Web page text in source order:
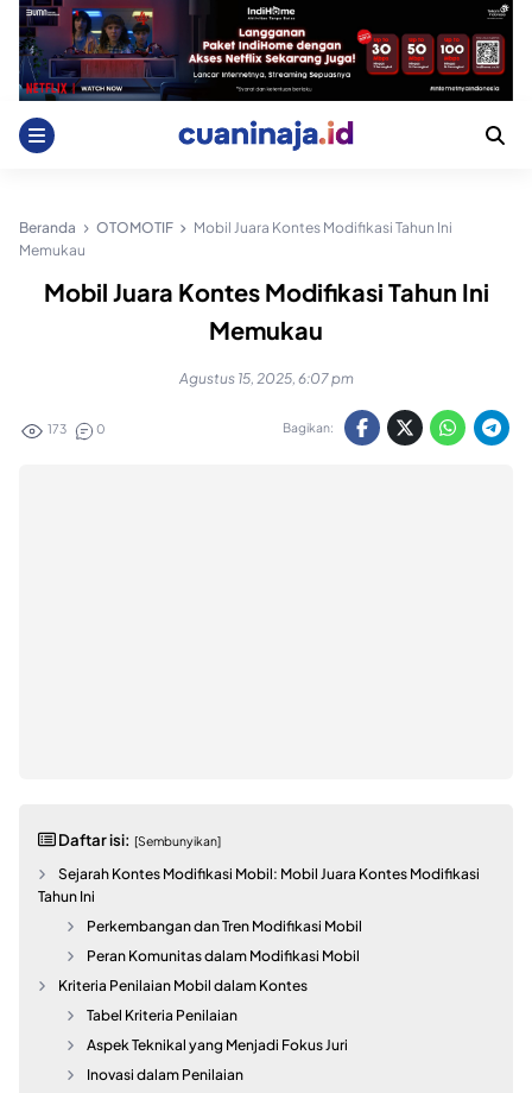
Skip
content
Beranda OTOMOTIF
Mobil Juara Kontes Modifikasi Tahun Ini
Memukau
Mobil Juara Kontes Modifikasi Tahun Ini
Memukau
Agustus 15, 2025, 6:07 pm
173 0 Bagikan:
Daftar isi: [Sembunyikan]
Sejarah Kontes Modifikasi Mobil: Mobil Juara Kontes Modifikasi
Tahun Ini
Perkembangan dan Tren Modifikasi Mobil
Peran Komunitas dalam Modifikasi Mobil
Kriteria Penilaian Mobil dalam Kontes
Tabel Kriteria Penilaian
Aspek Teknikal yang Menjadi Fokus Juri
Inovasi dalam Penilaian